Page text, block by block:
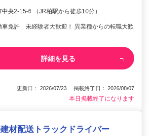
央2-15-6 （JR柏駅から徒歩10分）
車免許 未経験者大歓迎！ 異業種からの転職大歓
詳細を見る
更新日： 2026/07/23 掲載終了日： 2026/08/07
本日掲載終了になります
材配送トラックドライバー